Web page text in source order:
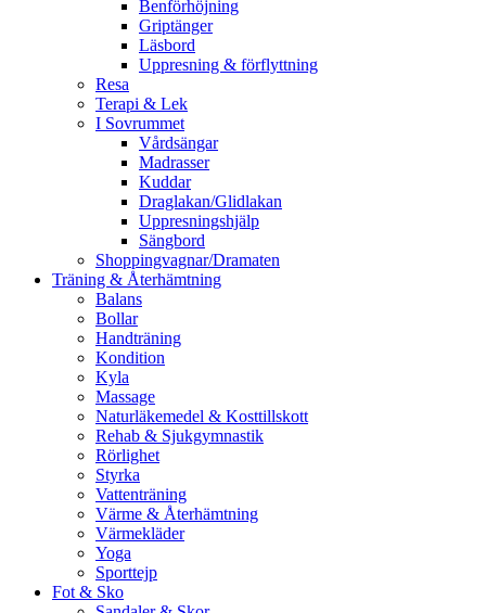
Benförhöjning
Griptänger
Läsbord
Uppresning & förflyttning
Resa
Terapi & Lek
I Sovrummet
Vårdsängar
Madrasser
Kuddar
Draglakan/Glidlakan
Uppresningshjälp
Sängbord
Shoppingvagnar/Dramaten
Träning & Återhämtning
Balans
Bollar
Handträning
Kondition
Kyla
Massage
Naturläkemedel & Kosttillskott
Rehab & Sjukgymnastik
Rörlighet
Styrka
Vattenträning
Värme & Återhämtning
Värmekläder
Yoga
Sporttejp
Fot & Sko